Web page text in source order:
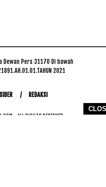
Dewan Pers 31170 Di bawah
2021
REDAKSI
- ALL RIGHTS RESERVED